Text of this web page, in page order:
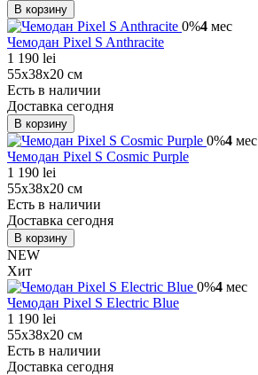
В корзину
0%4 мес
Чемодан Pixel S Anthracite
1 190 lei
55х38х20 см
Есть в наличии
Доставка сегодня
В корзину
0%4 мес
Чемодан Pixel S Cosmic Purple
1 190 lei
55х38х20 см
Есть в наличии
Доставка сегодня
В корзину
NEW
Хит
0%4 мес
Чемодан Pixel S Electric Blue
1 190 lei
55х38х20 см
Есть в наличии
Доставка сегодня